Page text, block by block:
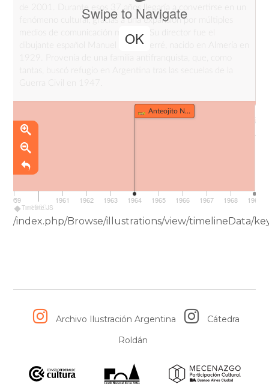
de 2001. Durante esos 37 años llegaría a convertirse en un
fenómeno cultural, gracias a una expansión por múltiples
medios de comunicación masivos. Su director fue el
dibujante español Manuel García Ferré, nacido en Almería en
Fuente
AhiRa
Swipe to Navigate
OK
Timeline JS
Anteojito Nº1 (30)
1960
1959 1961 1962 1963 1964 1965 1966 1967 1968 1969
/index.php/Browse/illustrations/view/timelineData/
Archivo Ilustración Argentina
Cátedra
Roldán